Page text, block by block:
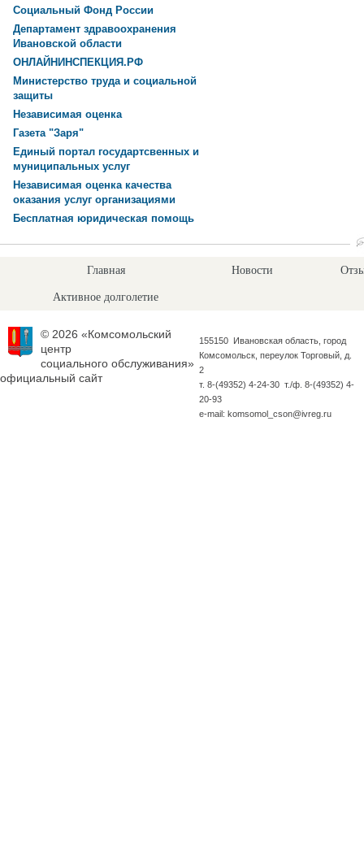
Социальный Фонд России
Департамент здравоохранения
Ивановской области
ОНЛАЙНИНСПЕКЦИЯ.РФ
Министерство труда и социальной
защиты
Независимая оценка
Газета "Заря"
Единый портал государтсвенных и
муниципальных услуг
Независимая оценка качества
оказания услуг организациями
Бесплатная юридическая помощь
Главная Новости
Активное долголетие
© 2026 «Комсомольский
центр
социального обслуживания»
официальный сайт
155150 Ивановская область, город
Комсомольск, переулок Торговый, д.
2
т. 8-(49352) 4-24-30 т./ф. 8-(49352) 4-
20-93
e-mail: komsomol_cson@ivreg.ru